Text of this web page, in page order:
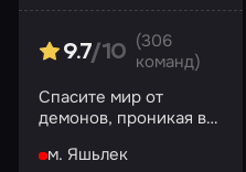
9.7/10
(306
команд)
Спасите мир от
демонов, проникая в
больницы
м. Яшьлек